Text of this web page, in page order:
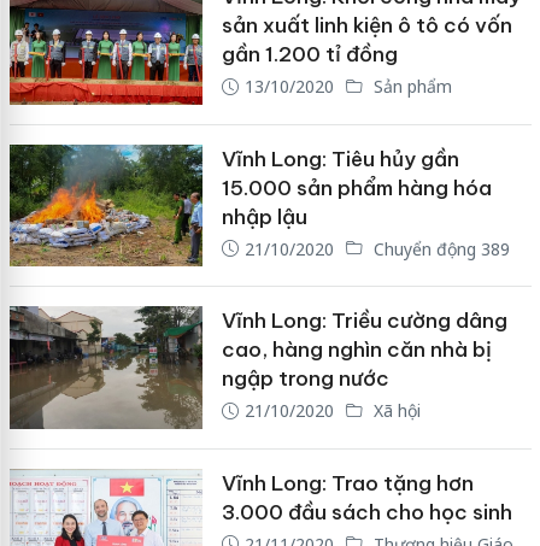
sản xuất linh kiện ô tô có vốn
gần 1.200 tỉ đồng
13/10/2020 Sản phẩm
Vĩnh Long: Tiêu hủy gần
15.000 sản phẩm hàng hóa
nhập lậu
21/10/2020 Chuyển động 389
Vĩnh Long: Triều cường dâng
cao, hàng nghìn căn nhà bị
ngập trong nước
21/10/2020 Xã hội
Vĩnh Long: Trao tặng hơn
3.000 đầu sách cho học sinh